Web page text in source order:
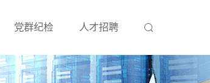
党群纪检 人才招聘 
